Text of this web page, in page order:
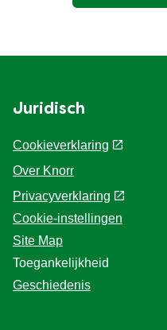
Juridisch
Cookieverklaring
Over Knorr
Privacyverklaring
Cookie-instellingen
Site Map
Toegankelijkheid
Geschiedenis